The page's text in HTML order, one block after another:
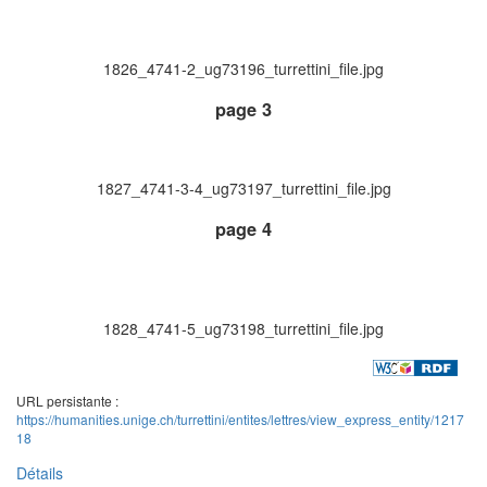
1826_4741-2_ug73196_turrettini_file.jpg
page 3
1827_4741-3-4_ug73197_turrettini_file.jpg
page 4
1828_4741-5_ug73198_turrettini_file.jpg
URL persistante :
https://humanities.unige.ch/turrettini/entites/lettres/view_express_entity/1217
18
Détails